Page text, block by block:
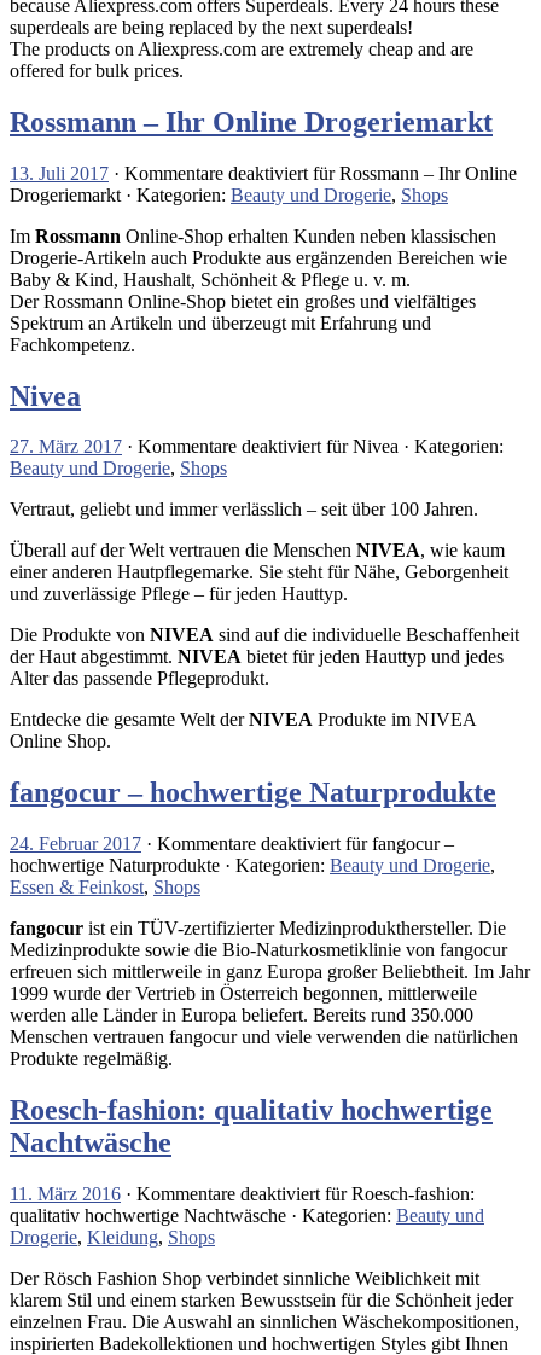
because Aliexpress.com offers Superdeals. Every 24 hours these
superdeals are being replaced by the next superdeals!
The products on Aliexpress.com are extremely cheap and are
offered for bulk prices.
Rossmann – Ihr Online Drogeriemarkt
13. Juli 2017 · Kommentare deaktiviert für Rossmann – Ihr Online
Drogeriemarkt · Kategorien: Beauty und Drogerie, Shops
Im Rossmann Online-Shop erhalten Kunden neben klassischen
Drogerie-Artikeln auch Produkte aus ergänzenden Bereichen wie
Baby & Kind, Haushalt, Schönheit & Pflege u. v. m.
Der Rossmann Online-Shop bietet ein großes und vielfältiges
Spektrum an Artikeln und überzeugt mit Erfahrung und
Fachkompetenz.
Nivea
27. März 2017 · Kommentare deaktiviertfür Nivea · Kategorien:
Beauty und Drogerie, Shops
Vertraut, geliebt und immer verlässlich – seit über 100 Jahren.
Überall auf der Welt vertrauen die Menschen NIVEA, wie kaum
einer anderen Hautpflegemarke. Sie steht für Nähe, Geborgenheit
und zuverlässige Pflege – für jeden Hauttyp.
Die Produkte von NIVEA sind auf die individuelle Beschaffenheit
der Haut abgestimmt. NIVEA bietet für jeden Hauttyp und jedes
Alter das passende Pflegeprodukt.
Entdecke die gesamte Welt derNIVEA Produkte im NIVEA
Online Shop.
fangocur – hochwertige Naturprodukte
24. Februar 2017 · Kommentare deaktiviert für fangocur –
hochwertige Naturprodukte · Kategorien: Beauty und Drogerie,
Essen & Feinkost, Shops
fangocur ist ein TÜV-zertifizierter Medizinprodukthersteller. Die
Medizinprodukte sowie die Bio-Naturkosmetiklinie von fangocur
erfreuen sich mittlerweile in ganz Europa großer Beliebtheit. Im Jahr
1999 wurde der Vertrieb in Österreich begonnen, mittlerweile
werden alle Länder in Europa beliefert. Bereits rund 350.000
Menschen vertrauen fangocur und viele verwenden die natürlichen
Produkte regelmäßig.
Roesch-fashion: qualitativ hochwertige
Nachtwäsche
11. März 2016 · Kommentare deaktiviert für Roesch-fashion:
qualitativ hochwertige Nachtwäsche · Kategorien: Beauty und
Drogerie, Kleidung, Shops
Der Rösch Fashion Shop verbindet sinnliche Weiblichkeit mit
klarem Stil und einem starken Bewusstsein für die Schönheit jeder
einzelnen Frau. Die Auswahl an sinnlichen Wäschekompositionen,
inspirierten Badekollektionen und hochwertigen Styles gibt Ihnen